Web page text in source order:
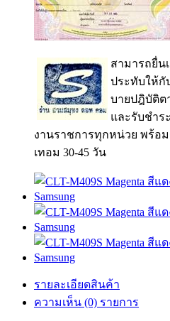
สามารถยื่น
ประทับให้กั
บายปฎิบัติต
และรับชำร
งานราชการทุกหน่วย พร้อม
เทอม 30-45 วัน
รายละเอียดสินค้า
ความเห็น (0) รายการ